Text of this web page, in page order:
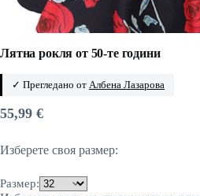
Лятна рокля от 50-те години
✓ Прегледано от Албена Лазарова
55,99 €
Изберете своя размер:
Размер: